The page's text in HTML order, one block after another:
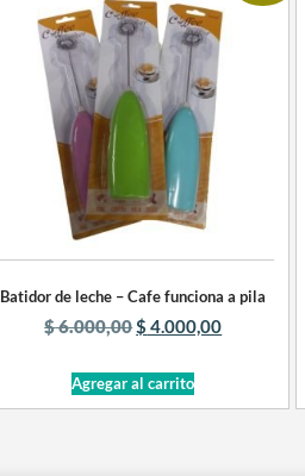
Batidor de leche – Cafe funciona a pila
$6.000,00$ 4.000,00
Agregar al carrito